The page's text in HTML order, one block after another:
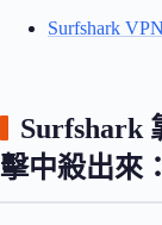
Surfshark
Surfshark
擊中殺出來